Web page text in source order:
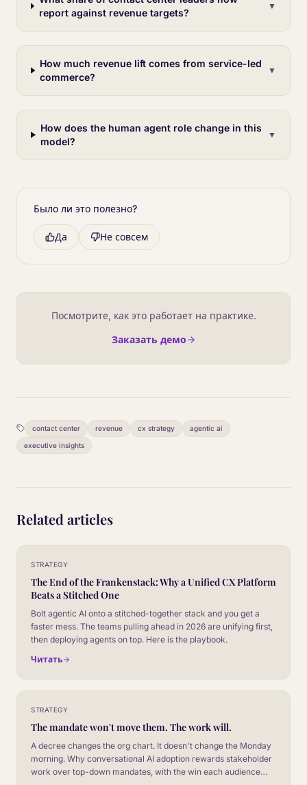
report against revenue targets?
▼
How much revenue lift comes from service-led
commerce?
▼
How does the human agent role change in this
model?
▼
Было ли это полезно?
Да Не совсем
Посмотрите, как это работает на практике.
Заказать демо
contact center revenue cx strategy agentic ai
executive insights
Related articles
STRATEGY
The End of the Frankenstack: Why a Unified CX Platform
Beats a Stitched One
Bolt agentic AI onto a stitched-together stack and you get a
faster mess. The teams pulling ahead in 2026 are unifying first,
then deploying agents on top. Here is the playbook.
Читать
STRATEGY
The mandate won't move them. The work will.
A decree changes the org chart. It doesn't change the Monday
morning. Why conversational AI adoption rewards stakeholder
work over top-down mandates, with the win each audience